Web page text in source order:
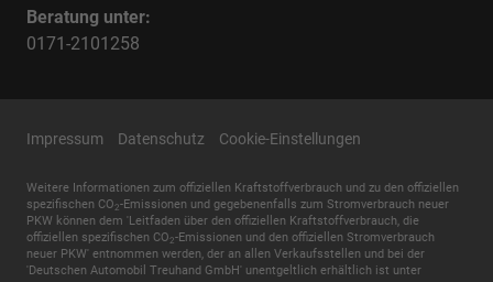
Beratung unter:
0171-2101258
Impressum Datenschutz Cookie-Einstellungen
Weitere Informationen zum offiziellen Kraftstoffverbrauch und zu den offiziellen
spezifischen CO2-Emissionen und gegebenenfalls zum Stromverbrauch neuer
PKW können dem 'Leitfaden über den offiziellen Kraftstoffverbrauch, die
offiziellen spezifischen CO2-Emissionen und den offiziellen Stromverbrauch
neuer PKW' entnommen werden, der an allen Verkaufsstellen und bei der
'Deutschen Automobil Treuhand GmbH' unentgeltlich erhältlich ist unter